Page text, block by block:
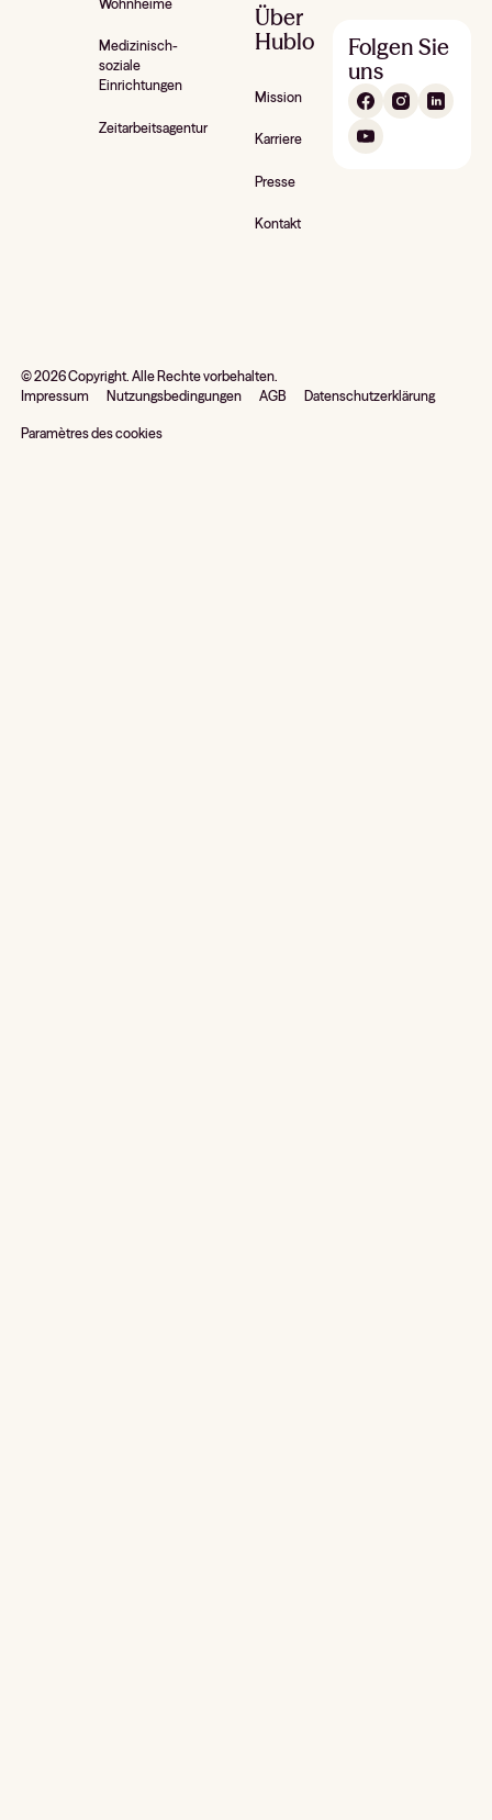
Wohnheime
Medizinisch-
soziale
Einrichtungen
Zeitarbeitsagentur
Über
Hublo
Mission
Karriere
Presse
Kontakt
Folgen Sie
uns
©2026Copyright. Alle Rechte vorbehalten.
Impressum
Nutzungsbedingungen AGB Datenschutzerklärung
Paramètres des cookies